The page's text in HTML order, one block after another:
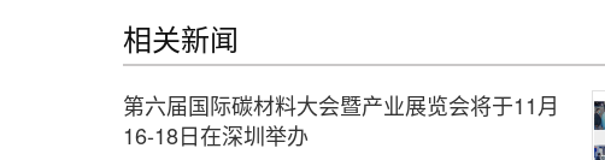
相关新闻
第六届国际碳材料大会暨产业展览会将于11月
16-18日在深圳举办